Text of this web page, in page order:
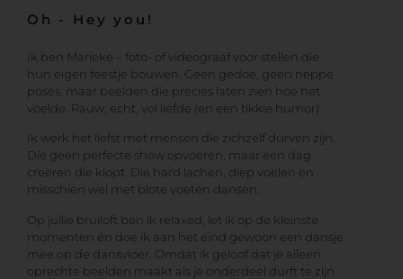
Oh - Hey you!
Ik ben Marieke – foto- of videograaf voor stellen die
hun eigen feestje bouwen. Geen gedoe, geen neppe
poses, maar beelden die precies laten zien hoe het
voelde. Rauw, echt, vol liefde (en een tikkie humor).
Ik werk het liefst met mensen die zichzelf durven zijn.
Die geen perfecte show opvoeren, maar een dag
creëren die klopt. Die hard lachen, diep voelen en
misschien wel met blote voeten dansen.
Op jullie bruiloft ben ik relaxed, let ik op de kleinste
momenten én doe ik aan het eind gewoon een dansje
mee op de dansvloer. Omdat ik geloof dat je alleen
oprechte beelden maakt als je onderdeel durft te zijn